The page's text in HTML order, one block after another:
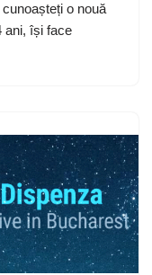
o nouă
ani, își face